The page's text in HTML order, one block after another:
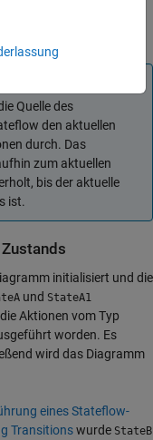
Quelle des
den aktuellen
durch. Das
zum aktuellen
bis der aktuelle
ist.
initialisiert und die
und StateA1
Aktionen vom Typ
worden. Es
wird das Diagramm
eines Stateflow-
Transitionswurde StateB